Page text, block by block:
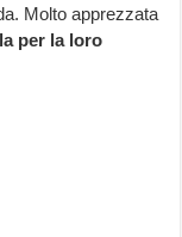
Molto apprezzata
per la loro